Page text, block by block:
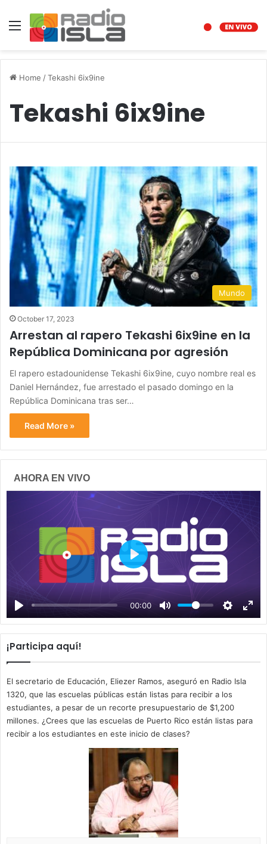
Menu
Home /Tekashi 6ix9ine
Tekashi 6ix9ine
Mundo
October 17, 2023
Arrestan al rapero Tekashi 6ix9ine en la
República Dominicana por agresión
El rapero estadounidense Tekashi 6ix9ine, cuyo nombre real es
Daniel Hernández, fue arrestado el pasado domingo en la
República Dominicana tras ser…
Read More »
AHORA EN VIVO
00:00
P
a
y
¡Participa aquí!
El secretario de Educación, Eliezer Ramos, aseguró en Radio Isla
1320, que las escuelas públicas están listas para recibir a los
estudiantes, a pesar de un recorte presupuestario de $1,200
millones. ¿Crees que las escuelas de Puerto Rico están listas para
recibir a los estudiantes en este inicio de clases?